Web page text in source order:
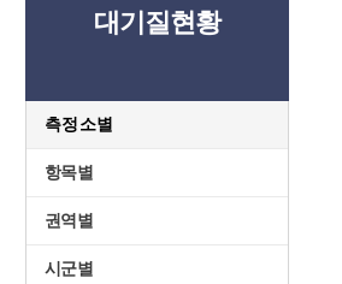
대기질현황
측정소별
항목별
권역별
시군별